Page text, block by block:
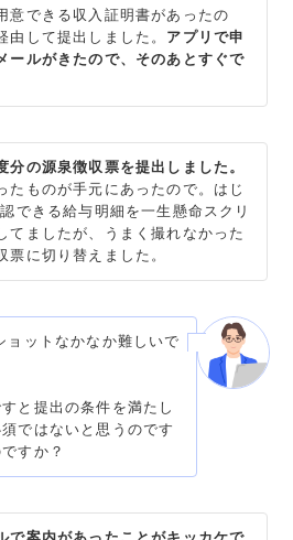
意できる収入証明書があったの
由して提出しました。 アプリで申
ールがきたので、そのあとすぐで
分の源泉徴収票を提出しました。
たものが手元にあったので。はじ
できる給与明細を一生懸命スクリ
てましたが、うまく撮れなかった
票に切り替えました。
ョットなかなか難しいで
と提出の条件を満たし
ではないと思うのです
すか？